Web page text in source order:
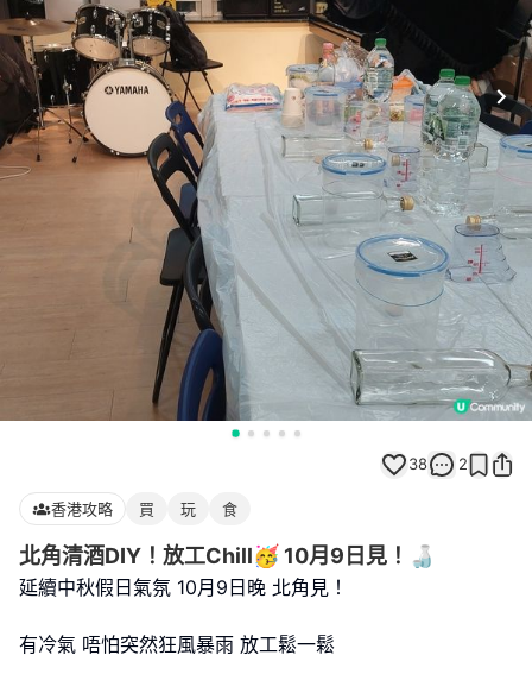
38 2
香港攻略 買 玩 食
北角清酒DIY！放工Chill🥳 10月9日見！🍶
延續中秋假日氣氛 10月9日晚 北角見！
有冷氣 唔怕突然狂風暴雨 放工鬆一鬆